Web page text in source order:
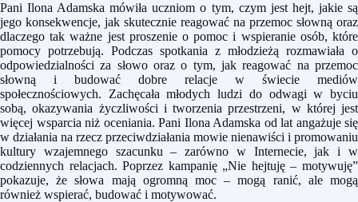
Pani Ilona Adamska mówiła uczniom o tym, czym jest hejt, jakie są
jego konsekwencje, jak skutecznie reagować na przemoc słowną oraz
dlaczego tak ważne jest proszenie o pomoc i wspieranie osób, które
pomocy potrzebują. Podczas spotkania z młodzieżą rozmawiała o
odpowiedzialności za słowo oraz o tym, jak reagować na przemoc
słowną i budować dobre relacje w świecie mediów
społecznościowych. Zachęcała młodych ludzi do odwagi w byciu
sobą, okazywania życzliwości i tworzenia przestrzeni, w której jest
więcej wsparcia niż oceniania. Pani Ilona Adamska od lat angażuje się
w działania na rzecz przeciwdziałania mowie nienawiści i promowaniu
kultury wzajemnego szacunku – zarówno w Internecie, jak i w
codziennych relacjach. Poprzez kampanię „Nie hejtuję – motywuję”
pokazuje, że słowa mają ogromną moc – mogą ranić, ale mogą
również wspierać, budować i motywować.